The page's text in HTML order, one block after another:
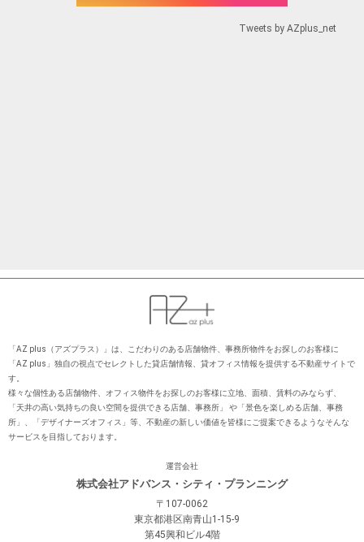
Tweets by AZplus_net
「AZ plus（アズプラス）」は、こだわりのある店舗物件、事務所物件をお探しのお客様に
「AZ plus」独⾃の視点でセレクトした貸店舗情報、貸オフィス情報を提供する不動産サイトで
す。
様々な個性ある店舗物件、オフィス物件をお探しのお客様に⽴地、⾯積、賃料のみならず、
「天井の⾼い気持ちの良い空間を提供できる店舗、事務所」 や「景⾊を楽しめる店舗、事務
所」、「デザイナーズオフィス」等、不動産の新しい価値を皆様にご提案できるようなそんな
サービスを⽬指しております。
運営会社
株式会社アドバンス・シティ・プランニング
〒107-0062
東京都港区南青山1-15-9
第45興和ビル4階